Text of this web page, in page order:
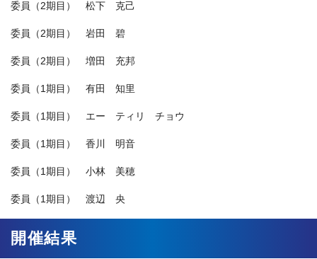
委員（2期目） 松下 克己
委員（2期目） 岩田 碧
委員（2期目） 増田 充邦
委員（1期目） 有田 知里
委員（1期目） エー ティリ チョウ
委員（1期目） 香川 明音
委員（1期目） 小林 美穂
委員（1期目） 渡辺 央
開催結果